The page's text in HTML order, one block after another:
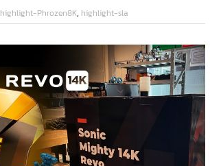
highlight-Phrozen8K, highlight-sla